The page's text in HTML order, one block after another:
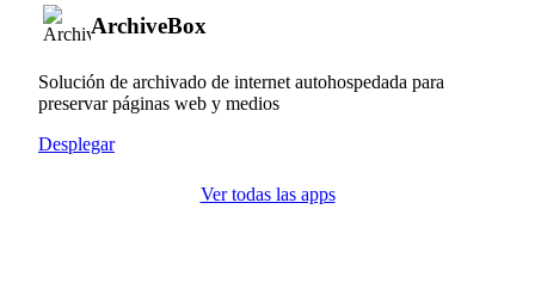
ArchiveBox
Solución de archivado de internet autohospedada para
preservar páginas web y medios
Desplegar
Ver todas las apps